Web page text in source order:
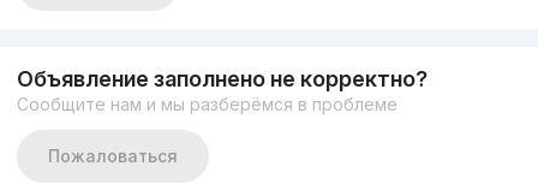
Объявление заполнено не корректно?
Сообщите нам и мы разберёмся в проблеме
Пожаловаться